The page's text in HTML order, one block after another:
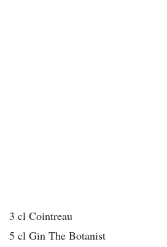
3 cl Cointreau
5 cl Gin The Botanist